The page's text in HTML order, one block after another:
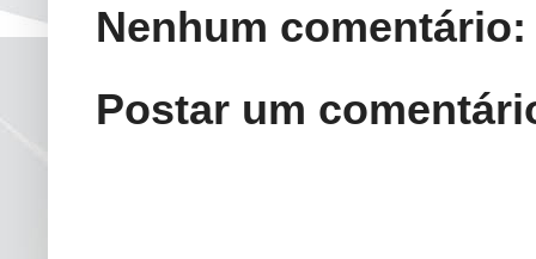
Nenhum comentário:
Postar um